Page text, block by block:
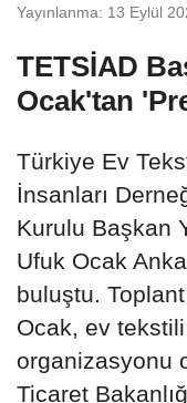
Yayınlanma: 13 Eylül
TETSİAD
Ocak'tan
Türkiye Ev
İnsanları
Kurulu Başkan
Ufuk Ocak
buluştu.
Ocak, ev
organizasyonu
Ticaret